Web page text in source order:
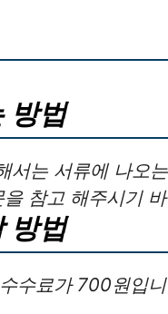
방법
서는 서류에 나오
참고 해주시기
방법
수료가 700원입